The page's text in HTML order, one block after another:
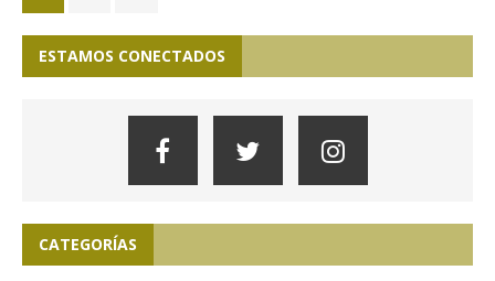
ESTAMOS CONECTADOS
CATEGORÍAS